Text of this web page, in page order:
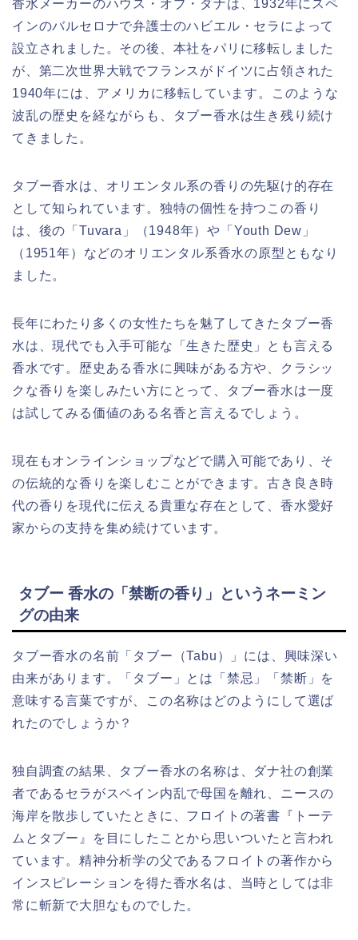
香水メーカーのハウス・オブ・ダナは、1932年にスペ
インのバルセロナで弁護士のハビエル・セラによって
設立されました。その後、本社をパリに移転しました
が、第二次世界大戦でフランスがドイツに占領された
1940年には、アメリカに移転しています。このような
波乱の歴史を経ながらも、タブー香水は生き残り続け
てきました。
タブー香水は、オリエンタル系の香りの先駆け的存在
として知られています。独特の個性を持つこの香り
は、後の「Tuvara」（1948年）や「Youth Dew」
（1951年）などのオリエンタル系香水の原型ともなり
ました。
長年にわたり多くの女性たちを魅了してきたタブー香
水は、現代でも入手可能な「生きた歴史」とも言える
香水です。歴史ある香水に興味がある方や、クラシッ
クな香りを楽しみたい方にとって、タブー香水は一度
は試してみる価値のある名香と言えるでしょう。
現在もオンラインショップなどで購入可能であり、そ
の伝統的な香りを楽しむことができます。古き良き時
代の香りを現代に伝える貴重な存在として、香水愛好
家からの支持を集め続けています。
タブー 香水の「禁断の香り」というネーミン
グの由来
タブー香水の名前「タブー（Tabu）」には、興味深い
由来があります。「タブー」とは「禁忌」「禁断」を
意味する言葉ですが、この名称はどのようにして選ば
れたのでしょうか？
独自調査の結果、タブー香水の名称は、ダナ社の創業
者であるセラがスペイン内乱で母国を離れ、ニースの
海岸を散歩していたときに、フロイトの著書『トーテ
ムとタブー』を目にしたことから思いついたと言われ
ています。精神分析学の父であるフロイトの著作から
インスピレーションを得た香水名は、当時としては非
常に斬新で大胆なものでした。